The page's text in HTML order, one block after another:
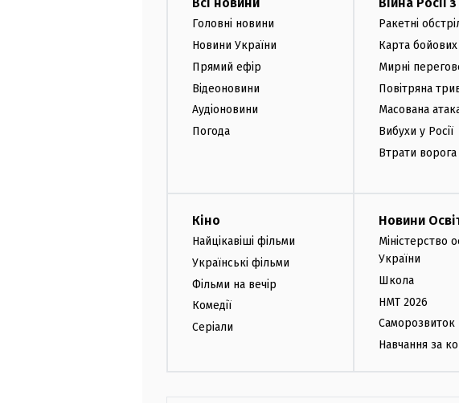
Головні новини
Новини України
Прямий ефір
Відеоновини
Аудіоновини
Погода
Ракетні
Карта бойових
Мирні
Повітряна
Масована
Вибухи у Росії
Втрати ворога
Кіно
Найцікавіші фільми
Українські фільми
Фільми на вечір
Комедії
Серіали
Новини
Міністерство
України
Школа
НМТ 2026
Саморозвиток
Навчання за